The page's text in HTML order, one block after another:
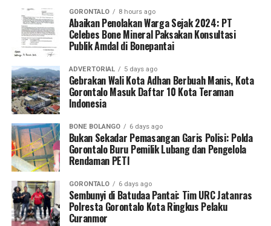
GORONTALO 8 hours ago
Abaikan Penolakan Warga Sejak 2024: PT
Celebes Bone Mineral Paksakan Konsultasi
Publik Amdal di Bonepantai
ADVERTORIAL 5 days ago
Gebrakan Wali Kota Adhan Berbuah Manis, Kota
Gorontalo Masuk Daftar 10 Kota Teraman
Indonesia
BONE BOLANGO 6 days ago
Bukan Sekadar Pemasangan Garis Polisi: Polda
Gorontalo Buru Pemilik Lubang dan Pengelola
Rendaman PETI
GORONTALO 6 days ago
Sembunyi di Batudaa Pantai: Tim URC Jatanras
Polresta Gorontalo Kota Ringkus Pelaku
Curanmor